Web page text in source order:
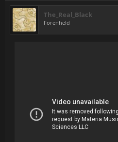
The_Real_Black
Forenheld